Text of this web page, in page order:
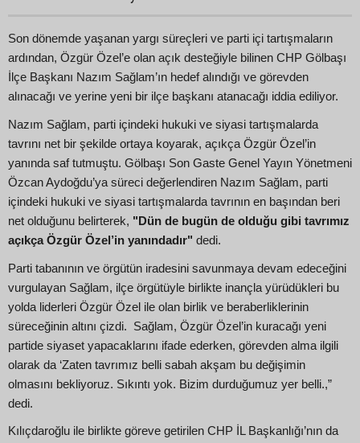
Son dönemde yaşanan yargı süreçleri ve parti içi tartışmaların
ardından, Özgür Özel’e olan açık desteğiyle bilinen CHP Gölbaşı
İlçe Başkanı Nazım Sağlam’ın hedef alındığı ve görevden
alınacağı ve yerine yeni bir ilçe başkanı atanacağı iddia ediliyor.
Nazım Sağlam, parti içindeki hukuki ve siyasi tartışmalarda
tavrını net bir şekilde ortaya koyarak, açıkça Özgür Özel’in
yanında saf tutmuştu. Gölbaşı Son Gaste Genel Yayın Yönetmeni
Özcan Aydoğdu’ya süreci değerlendiren Nazım Sağlam, parti
içindeki hukuki ve siyasi tartışmalarda tavrının en başından beri
net olduğunu belirterek, "Dün de bugün de olduğu gibi tavrımız
açıkça Özgür Özel’in yanındadır" dedi.
Parti tabanının ve örgütün iradesini savunmaya devam edeceğini
vurgulayan Sağlam, ilçe örgütüyle birlikte inançla yürüdükleri bu
yolda liderleri Özgür Özel ile olan birlik ve beraberliklerinin
süreceğinin altını çizdi. Sağlam, Özgür Özel’in kuracağı yeni
partide siyaset yapacaklarını ifade ederken, görevden alma ilgili
olarak da ‘Zaten tavrımız belli sabah akşam bu değişimin
olmasını bekliyoruz. Sıkıntı yok. Bizim durduğumuz yer belli.,”
dedi.
Kılıçdaroğlu ile birlikte göreve getirilen CHP İL Başkanlığı’nın da